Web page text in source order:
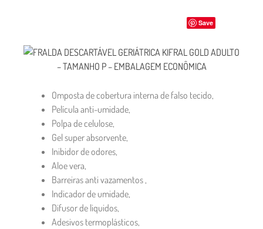
Save
Omposta de cobertura interna de falso tecido,
Película anti-umidade,
Polpa de celulose,
Gel super absorvente,
Inibidor de odores,
Aloe vera,
Barreiras anti vazamentos ,
Indicador de umidade,
Difusor de liquidos,
Adesivos termoplásticos,